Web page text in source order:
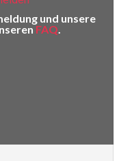
und unsere
FAQ.